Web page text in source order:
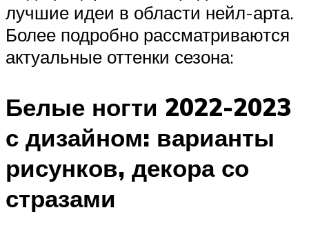
лучшие идеи в области нейл-арта.
Более подробно рассматриваются
актуальные оттенки сезона:
Белые ногти 2022-2023
с дизайном: варианты
рисунков, декора со
стразами